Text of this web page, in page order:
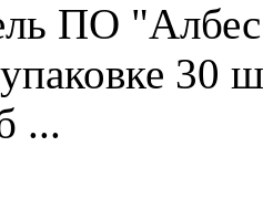
ПО
30
...